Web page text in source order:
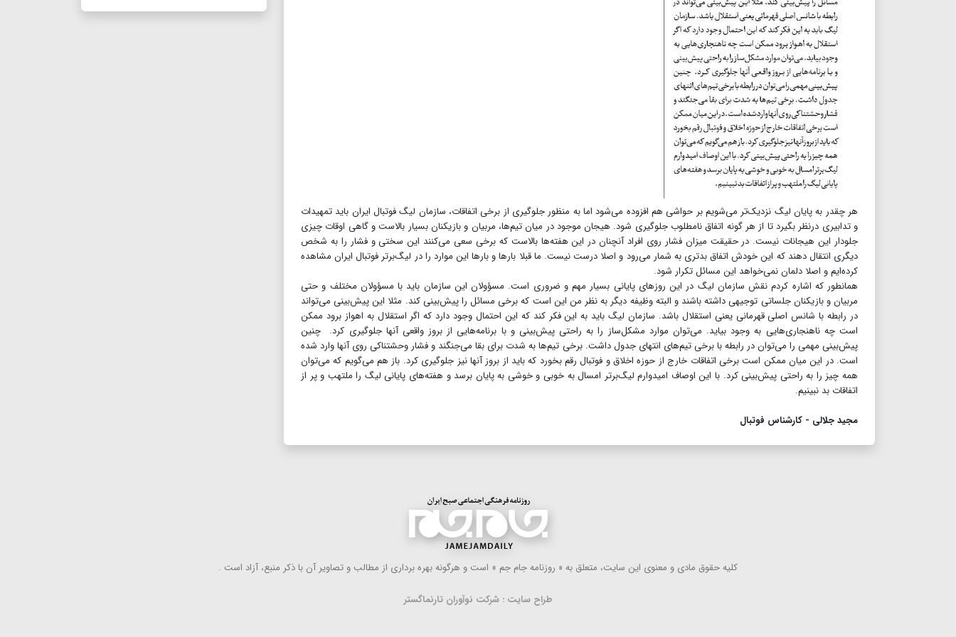
هر چقدر به پایان لیگ نزدیک‌تر می‌شویم بر حواشی هم افزوده می‌شود اما به منظور جلوگیری از برخی اتفاقات، سازمان لیگ فوتبال ایران باید تمهیدات
و تدابیری درنظر بگیرد تا از هر گونه اتفاق نامطلوب جلوگیری شود. هیجان موجود در میان تیم‌ها، مربیان و بازیکنان بسیار بالاست و گاهی اوقات چیزی
جلودار این هیجانات نیست. در حقیقت میزان فشار روی افراد آنچنان در این هفته‌ها بالاست که برخی سعی می‌کنند این سختی و فشار را به شخص
دیگری انتقال دهند که این خودش اتفاق بدتری به شمار می‌رود و اصلا درست نیست. ما قبلا بارها و بارها این موارد را در لیگ‌برتر فوتبال ایران مشاهده
کرده‌ایم و اصلا دلمان نمی‌خواهد این مسائل تکرار شود.
همانطور که اشاره کردم نقش سازمان لیگ در این روزهای پایانی بسیار مهم و ضروری است. مسؤولان این سازمان باید با مسؤولان مختلف و حتی
مربیان و بازیکنان جلساتی توجیهی داشته باشند و البته وظیفه دیگر به نظر من این است که برخی مسائل را پیش‌بینی کند. مثلا این پیش‌بینی می‌تواند
در رابطه با شانس اصلی قهرمانی یعنی استقلال باشد. سازمان لیگ باید به این فکر کند که این احتمال وجود دارد که اگر استقلال به اهواز برود ممکن
است چه ناهنجاری‌هایی به وجود بیاید. می‌توان موارد مشکل‌ساز را به راحتی پیش‌بینی و با برنامه‌هایی از بروز واقعی آنها جلوگیری کرد. چنین
پیش‌بینی مهمی را می‌توان در رابطه با برخی تیم‌های انتهای جدول داشت. برخی تیم‌ها به شدت برای بقا می‌جنگند و فشار وحشتناکی روی آنها وارد شده
است. در این میان ممکن است برخی اتفاقات خارج از حوزه اخلاق و فوتبال رقم بخورد که باید از بروز آنها نیز جلوگیری کرد. باز هم می‌گویم که می‌توان
همه چیز را به راحتی پیش‌بینی کرد. با این اوصاف امیدوارم لیگ‌برتر امسال به خوبی و خوشی به پایان برسد و هفته‌های پایانی لیگ را ملتهب و پر از
اتفاقات بد نبینیم.
مجید جلالی - کارشناس فوتبال
كلیه حقوق مادی و معنوی این سایت، متعلق به « روزنامه جام جم » است و هرگونه بهره ‌برداری از مطالب و تصاویر آن با ذكر منبع، آزاد است .
طراح سایت : شرکت نوآوران تارنماگستر